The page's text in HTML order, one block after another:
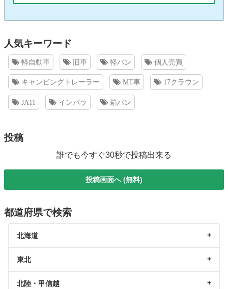
人気キーワード
軽自動車 旧車 軽バン 個人売買
キャンピングトレーラー MT車 17クラウン
JA11 インパラ 箱バン
投稿
誰でも今すぐ30秒で投稿出来る
投稿画面へ (無料)
都道府県で検索
北海道
東北
北陸・甲信越